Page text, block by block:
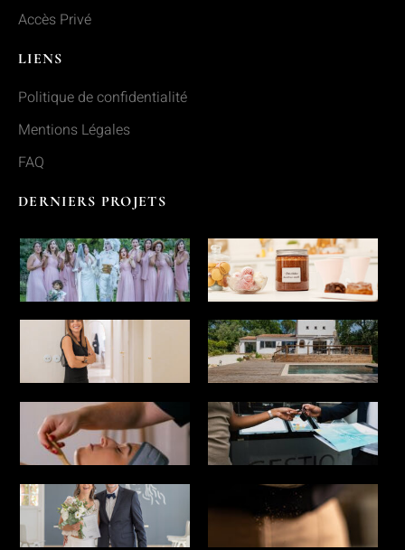
Accès Privé
LIENS
Politique de confidentialité
Mentions Légales
FAQ
DERNIERS PROJETS